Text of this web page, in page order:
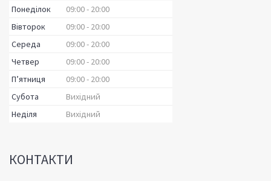
Понеділок 09:00
20:00
Вівторок
09:00
20:00
Середа
09:00
20:00
Четвер
09:00
20:00
Пʼятниця
09:00
20:00
Субота
Вихідний
Неділя
Вихідний
КОНТАКТИ